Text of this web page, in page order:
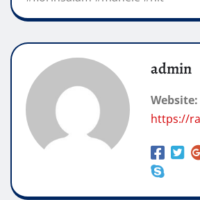
admin
Website:
https://